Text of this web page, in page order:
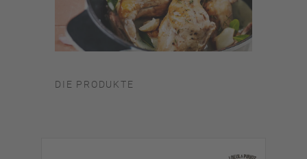
DIE PRODUKTE